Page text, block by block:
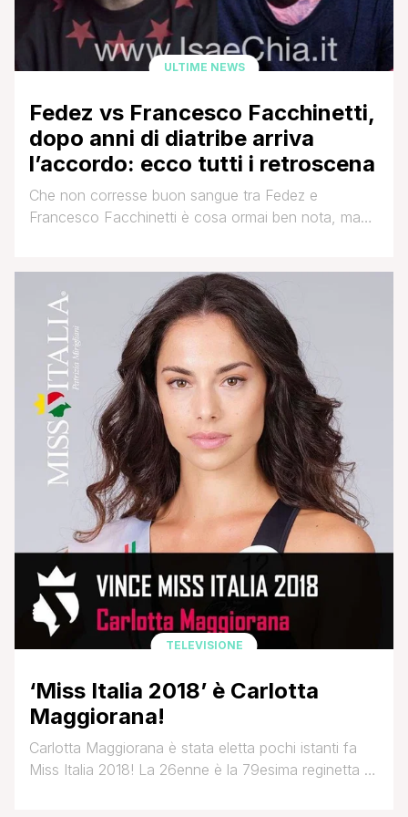
ULTIME NEWS
Fedez vs Francesco Facchinetti,
dopo anni di diatribe arriva
l’accordo: ecco tutti i retroscena
Che non corresse buon sangue tra Fedez e
Francesco Facchinetti è cosa ormai ben nota, ma
essere definitiva! Ma andiamo con ordine: i dissapori
tra il rapper milanese e l'ex Dj nascono nel 2014
quando nel testo di Generazione boh [']
TELEVISIONE
‘Miss Italia 2018’ è Carlotta
Maggiorana!
Carlotta Maggiorana è stata eletta pochi istanti fa
Miss Italia 2018! La 26enne è la 79esima reginetta di